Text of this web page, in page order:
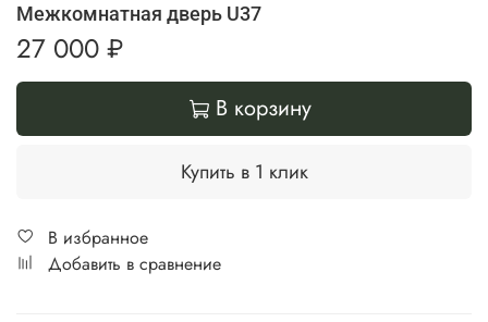
Межкомнатная дверь U37
27 000 ₽
В корзину
Купить в 1 клик
В избранное
Добавить в сравнение